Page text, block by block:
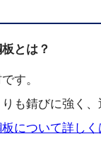
とは？
す。
も錆びに強く
について詳しく